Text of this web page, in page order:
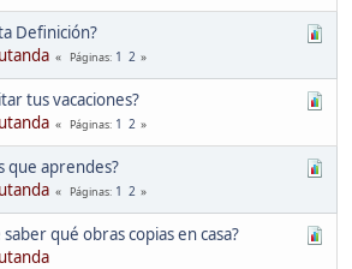
Definición?
Páginas 1 2
tus vacaciones?
Páginas 1 2
que aprendes?
Páginas 1 2
qué obras copias en casa?